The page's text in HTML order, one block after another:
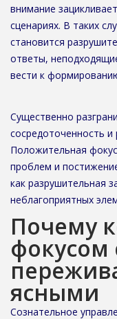
внимание
сценариях. В таких
становится
ответы,
вести к
Существенно
сосредоточенность и
Положительная
проблем и
как разрушительная
неблагоприятных
Почему
фокусом
ясными
Сознательное